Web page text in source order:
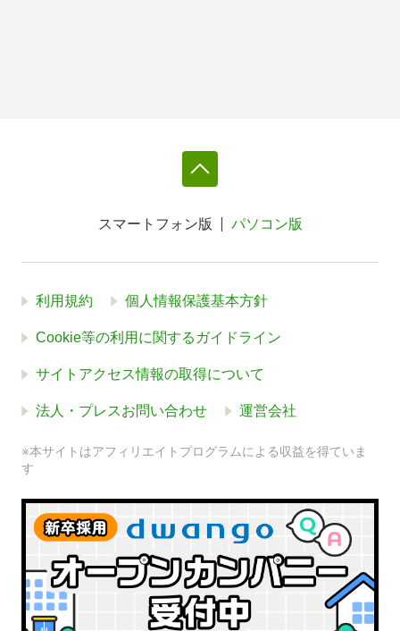
スマートフォン版 パソコン版
利用規約 個人情報保護基本方針
Cookie等の利用に関するガイドライン
サイトアクセス情報の取得について
法人・プレスお問い合わせ 運営会社
※本サイトはアフィリエイトプログラムによる収益を得ていま
す